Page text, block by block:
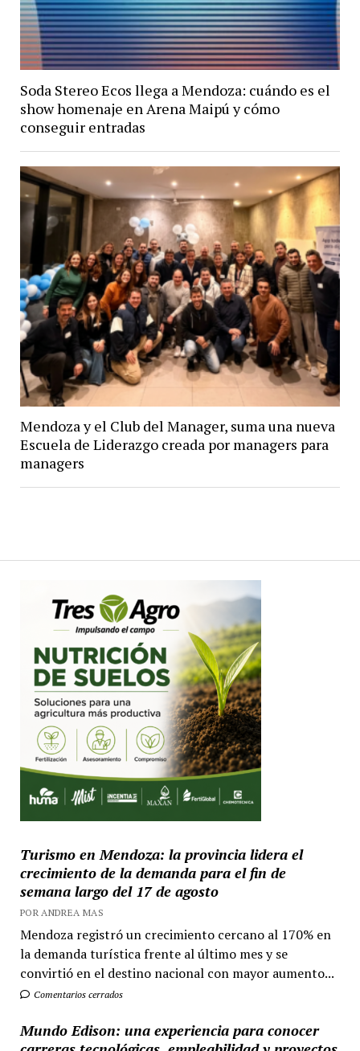
Soda Stereo Ecos llega a Mendoza: cuándo es el
show homenaje en Arena Maipú y cómo
conseguir entradas
Mendoza y el Club del Manager, suma una nueva
Escuela de Liderazgo creada por managers para
managers
Turismo en Mendoza: la provincia lidera el
crecimiento de la demanda para el fin de
semana largo del 17 de agosto
POR ANDREA MAS
Mendoza registró un crecimiento cercano al 170% en
la demanda turística frente al último mes y se
convirtió en el destino nacional con mayor aumento...
Comentarios cerrados
Mundo Edison: una experiencia para conocer